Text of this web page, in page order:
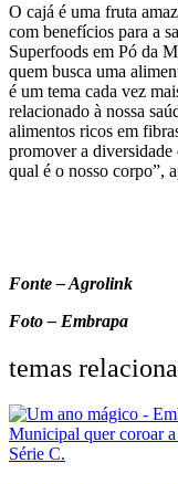
O cajá é uma fruta
com benefícios para a
Superfoods em Pó da
quem busca uma
é um tema cada vez
relacionado à nossa
alimentos ricos em
promover a diversidade
qual é o nosso corpo”,
Fonte – Agrolink
Foto – Embrapa
temas